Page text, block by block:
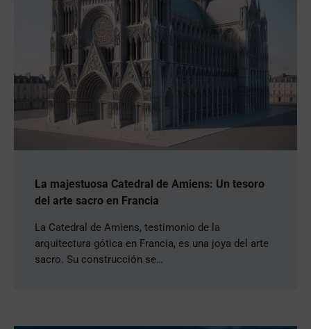
La majestuosa Catedral de Amiens: Un tesoro
del arte sacro en Francia
La Catedral de Amiens, testimonio de la
arquitectura gótica en Francia, es una joya del arte
sacro. Su construcción se…